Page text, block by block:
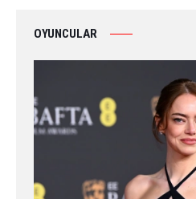
OYUNCULAR